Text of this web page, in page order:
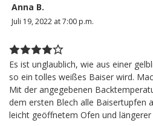
Anna B.
Juli 19, 2022 at 7:00 p.m.
Es ist unglaublich, wie aus einer
so ein tolles weißes Baiser wird.
Mit der angegebenen
dem ersten Blech alle Baisertupfen
leicht geöffnetem Ofen und